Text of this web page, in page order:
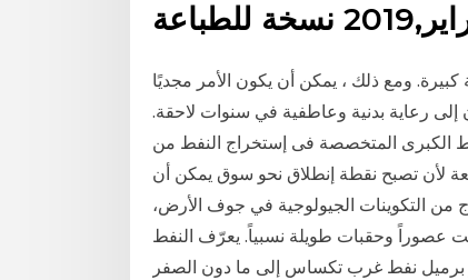
ومع ذلك ، يمكن أن يكون الأمر مجديًا
رعاية بدنية وعاطفية في سنوات لاحقة.
الكبرى المتخصصة فى إستخراج النفط من
لأن تصبح نقطة إنطلاق نحو سوق يمكن أن
من التكوينات الجيولوجية في جوف الأرض،
عصوراً وحقبات طويلة نسبياً. يعرّف النفط
برميل نفط غرب تكساس إلى ما دون الصفر